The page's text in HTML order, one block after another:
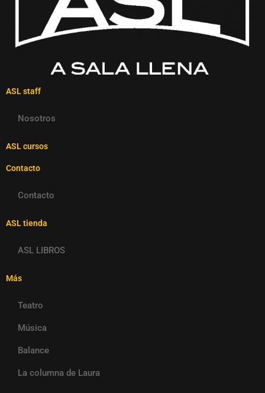
ASL staff
Nosotros
ASL cursos
Contacto
Contacto
ASL tienda
ASL LIBROS
Más
Teatro
Música
Balance
La columna de Laura